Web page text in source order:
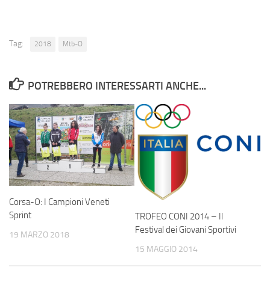
Tag: 2018 Mtb-O
POTREBBERO INTERESSARTI ANCHE...
Corsa-O: I Campioni Veneti
Sprint
19 MARZO 2018
TROFEO CONI 2014 – Il
Festival dei Giovani Sportivi
15 MAGGIO 2014